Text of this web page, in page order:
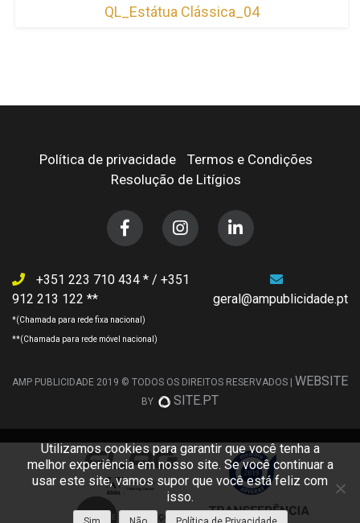
QL_Estátua Clássica_04
Política de privacidade
Termos e Condições
Resolução de Litígios
+351 223 710 434 / +351
912 213 122
geral@ampublicidade.pt
AMP PUBLICIDADE 2019 © TODOS OS DIREITOS RESERVADOS | WEBSITE
BY SITE.PT
Utilizamos cookies para garantir que você tenha a
melhor experiência em nosso site. Se você continuar a
usar este site, vamos supor que você está feliz com
isso.